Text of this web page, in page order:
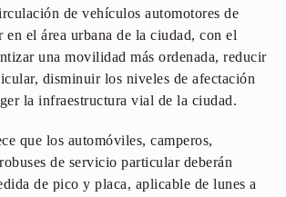
de vehículos automotores de
el área urbana de la ciudad, con el
una movilidad más ordenada, reducir
disminuir los niveles de afectación
la infraestructura vial de la ciudad.
que los automóviles, camperos,
de servicio particular deberán
de pico y placa, aplicable de lunes a